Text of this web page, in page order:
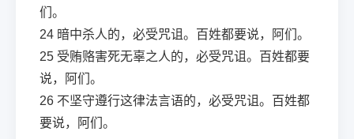
们。
24 暗中杀人的，必受咒诅。百姓都要说，阿们。
25 受贿赂害死无辜之人的，必受咒诅。百姓都要
说，阿们。
26 不坚守遵行这律法言语的，必受咒诅。百姓都
要说，阿们。